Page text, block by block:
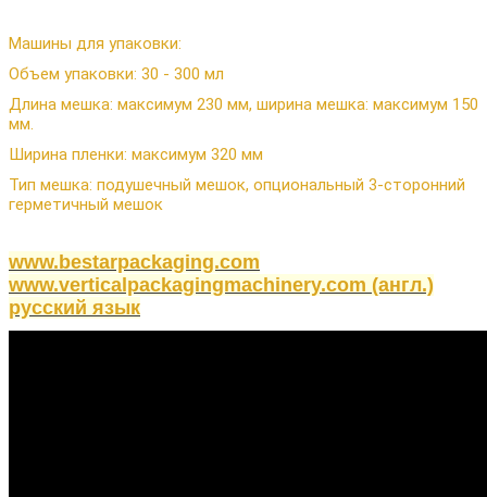
Машины для упаковки:
Объем упаковки: 30 - 300 мл
Длина мешка: максимум 230 мм, ширина мешка: максимум 150
мм.
Ширина пленки: максимум 320 мм
Тип мешка: подушечный мешок, опциональный 3-сторонний
герметичный мешок
www.bestarpackaging.com
www.verticalpackagingmachinery.com (англ.)
русский язык